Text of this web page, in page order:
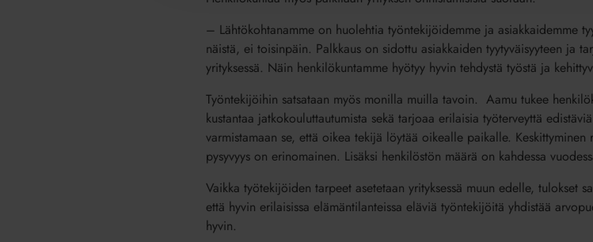
– Lähtökohtanamme on huolehtia työntekijöidemme ja asiakkaidemme
näistä, ei toisinpäin. Palkkaus on sidottu asiakkaiden tyytyväisyyteen ja
yrityksessä. Näin henkilökuntamme hyötyy hyvin tehdystä työstä ja
Työntekijöihin satsataan myös monilla muilla tavoin. Aamu tukee
kustantaa jatkokouluttautumista sekä tarjoaa erilaisia työterveyttä
varmistamaan se, että oikea tekijä löytää oikealle paikalle.
pysyvyys on erinomainen. Lisäksi henkilöstön määrä on kahdessa
Vaikka työtekijöiden tarpeet asetetaan yrityksessä muun edelle, tulokset
että hyvin erilaisissa elämäntilanteissa eläviä työntekijöitä yhdistää
hyvin.